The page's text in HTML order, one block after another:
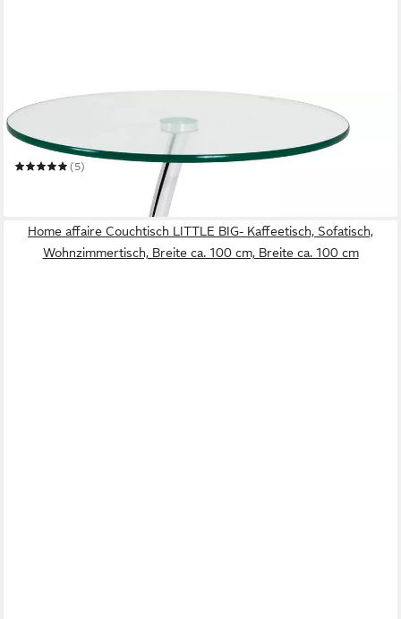
HAKU
Beistelltisch Sofatisch, Wohnzimmertisch
52 x 55 x 52 cm
(5)
Home affaire Couchtisch LITTLE BIG- Kaffeetisch, Sofatisch,
Wohnzimmertisch, Breite ca. 100 cm, Breite ca. 100 cm